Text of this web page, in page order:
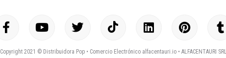
F
a
e
Y
o
t
T
w
t
I
c
n
L
i
k
P
i
t
T
u
b
Copyright 2021 © Distribuidora Pop • Comercio Electrónico alfacentauri.io• ALFACENTAURI SRL